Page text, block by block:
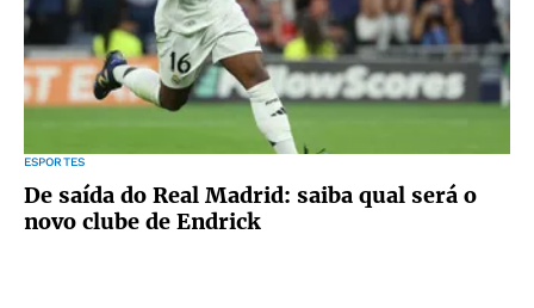
ESPORTES
De saída do Real Madrid: saiba qual será o
novo clube de Endrick